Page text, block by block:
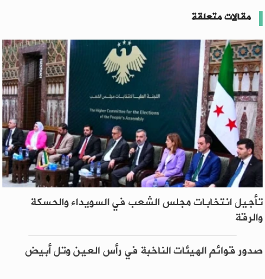
مقالات متعلقة
تأجيل انتخابات مجلس الشعب في السويداء والحسكة
والرقة
صدور قوائم الهيئات الناخبة في رأس العين وتل أبيض